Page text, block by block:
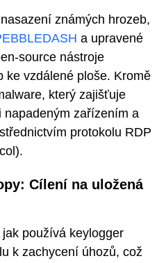
známých hrozeb,
a upravené
source nástroje
ke vzdálené ploše. Kromě
který zajišťuje
napadeným zařízením a
protokolu RDP
Cílení na uložená
používá keylogger
k zachycení úhozů, což